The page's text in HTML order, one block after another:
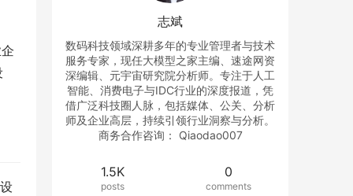
志斌
数码科技领域深耕多年的专业管理者与技术
服务专家，现任大模型之家主编、速途网资
深编辑、元宇宙研究院分析师。专注于人工
智能、消费电子与IDC行业的深度报道，凭
借广泛科技圈人脉，包括媒体、公关、分析
师及企业高层，持续引领行业洞察与分析。
商务合作咨询： Qiaodao007
1.5K
posts
0
comments